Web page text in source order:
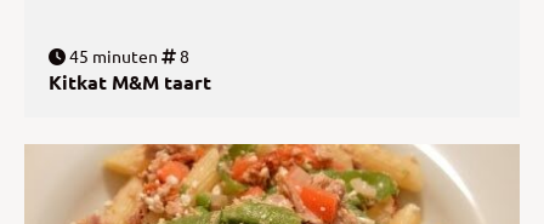
45 minuten 8
Kitkat M&M taart